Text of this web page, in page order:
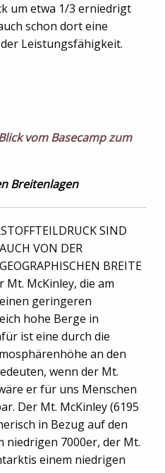
um etwa 1/3 erniedrigt
schon dort eine
Leistungsfähigkeit.
vom Basecamp zum
Breitenlagen
SIND
VON DER
BREITE
Mt. McKinley, die am
geringeren
hohe Berge in
ist eine durch die
an den
wenn der Mt.
er für uns Menschen
Der Mt. McKinley (6195
in Bezug auf den
niedrigen 7000er, der Mt.
einem niedrigen